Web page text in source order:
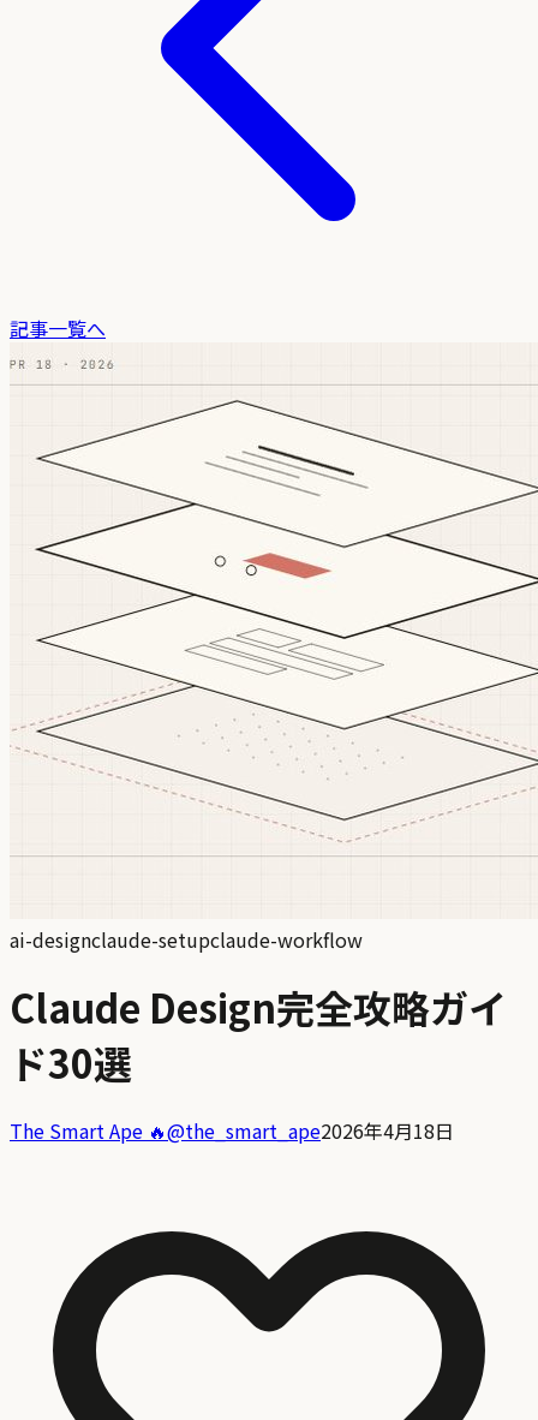
記事一覧へ
ai-designclaude-setupclaude-workflow
Claude Design完全攻略ガイ
ド30選
The Smart Ape 🔥@the_smart_ape2026年4月18日